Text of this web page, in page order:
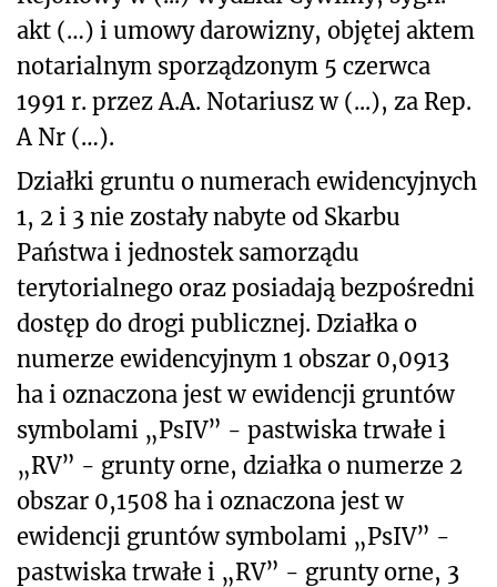
akt (…) i umowy darowizny, objętej aktem
notarialnym sporządzonym 5 czerwca
1991 r. przez A.A. Notariusz w (...), za Rep.
A Nr (…).
Działki gruntu o numerach ewidencyjnych
1, 2 i 3 nie zostały nabyte od Skarbu
Państwa i jednostek samorządu
terytorialnego oraz posiadają bezpośredni
dostęp do drogi publicznej. Działka o
numerze ewidencyjnym 1 obszar 0,0913
ha i oznaczona jest w ewidencji gruntów
symbolami „PsIV” - pastwiska trwałe i
„RV” - grunty orne, działka o numerze 2
obszar 0,1508 ha i oznaczona jest w
ewidencji gruntów symbolami „PsIV” -
pastwiska trwałe i „RV” - grunty orne, 3